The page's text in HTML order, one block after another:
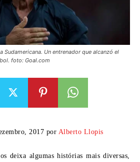
Sudamericana. Un entrenador que alcanzó el
. foto: Goal.com
2017 por Alberto Llopis
deixa algumas histórias mais diversas,